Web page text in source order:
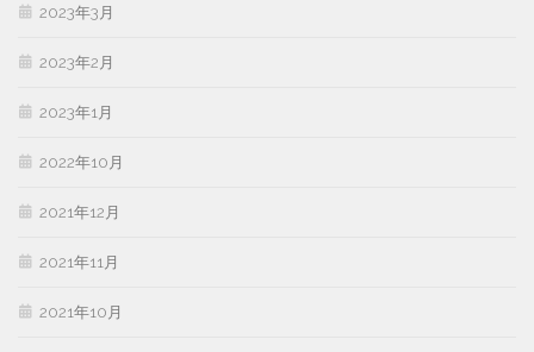
2023年3月
2023年2月
2023年1月
2022年10月
2021年12月
2021年11月
2021年10月